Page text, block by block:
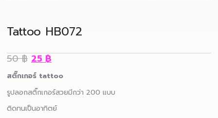
Tattoo HB072
50฿ 25฿
สติ๊กเกอร์ tattoo
รูปลอกสติ๊กเกอร์สวยมีกว่า 200 แบบ
ติดทนเป็นอาทิตย์